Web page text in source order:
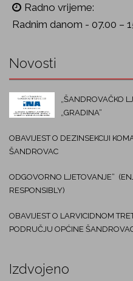
Radno vrijeme:
Radnim danom - 07.00 –
Novosti
„ŠANDROVAČKO
„GRADINA“
OBAVIJEST O DEZINSEKCIJI
ŠANDROVAC
ODGOVORNO LJETOVANJE“
RESPONSIBLY)
OBAVIJEST O LARVICIDNOM
PODRUČJU OPĆINE
Izdvojeno